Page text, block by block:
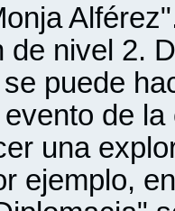
de nivel 2.
puede
de
una
ejemplo,